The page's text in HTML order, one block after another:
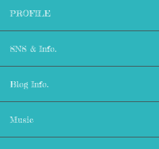
PROFILE
SNS & Info.
Blog Info.
Music